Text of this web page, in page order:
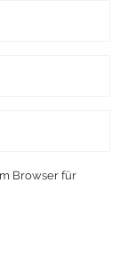
Browser für